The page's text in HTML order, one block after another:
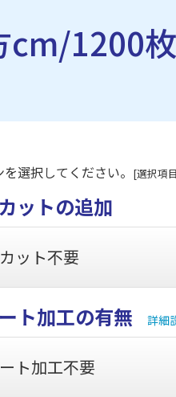
cm/1200
選択してください。 [選択項
ットの追加
ト加工の有無 詳細